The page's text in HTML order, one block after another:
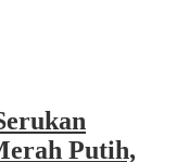
Putih,